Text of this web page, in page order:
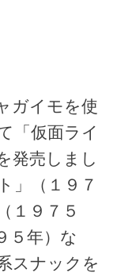
ガイモを使
「仮面ライ
発売しまし
」（１９７
１９７５
５年）な
スナックを